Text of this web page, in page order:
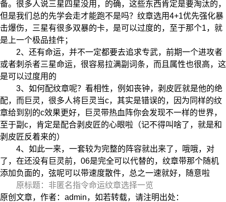
备。很多人说三星四星没用，的确，这些东西肯定是要淘汰的，
但是我们总的先学会走才能跑不是吗？纹章选用4+1优先强化暴
击爆伤，三星有很多双暴的卡，是可以过度的，至于那个1，就
是上一个极品挂件；
2、还有命运，并不一定都要去追求专武，前期一个进攻者
或者刺杀者三星命运，很容易拉满副词条，而且属性也很高，这
是可以过度用的
3、如何配纹章呢？看相性，例如丧钟，剥皮匠就是他的绝
配，而巨灵，很多人将巨灵当c，其实是错误的，因为同样的纹
章给到别的c效果更好，巨灵带热血阵你会发现不一样的世界，
至于副c，肯定是配合剥皮匠的心眼啦（记不得叫啥了，就是和
剥皮匠反着来的）
4、如此一来，一套较为完整的阵容就出来了，哦哦，对
了，在还没有巨灵前，06是完全可以代替的，纹章带那个随机
添加负面的，弦呢可以带速度散件，总之一速就好，随意啦
原标题：非匿名指令命运纹章选择一览
原创文章，作者：admin，如若转载，请注明出处：